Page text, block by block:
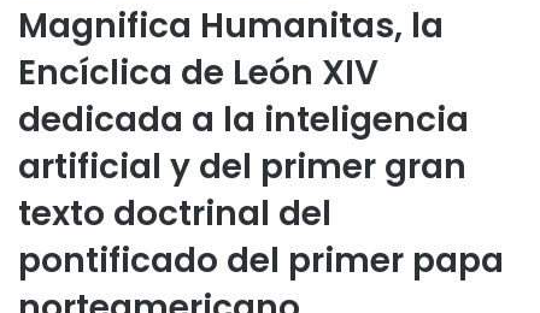
Magnifica Humanitas, la
Encíclica de León XIV
dedicada a la inteligencia
artificial y del primer gran
texto doctrinal del
pontificado del primer papa